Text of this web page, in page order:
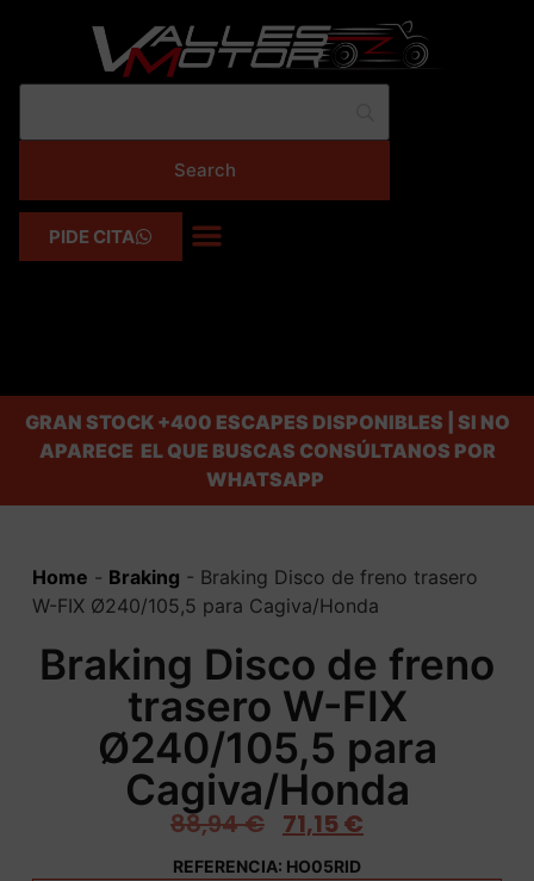
PIDE CITA
GRAN STOCK+400 ESCAPES DISPONIBLES | SI NO
APARECE EL QUE BUSCAS CONSÚLTANOS POR
WHATSAPP
Home - Braking - Braking Disco de freno trasero
W-FIX Ø240/105,5 para Cagiva/Honda
Braking Disco de freno
trasero W-FIX
Ø240/105,5 para
Cagiva/Honda
88,94€ 71,15 €
REFERENCIA: HO05RID